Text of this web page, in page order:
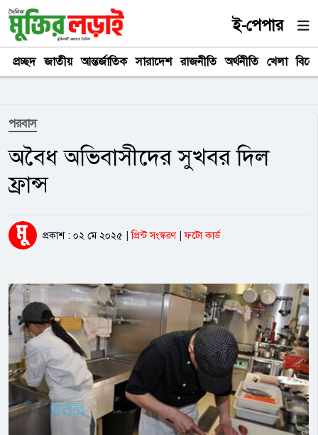
ই-পেপার
প্রচ্ছদ জাতীয় আন্তর্জাতিক সারাদেশ রাজনীতি অর্থনীতি খেলা
পরবাস
অবৈধ অভিবাসীদের সুখবর দিল
ফ্রান্স
প্রকাশ : ০২ মে ২০২৫ প্রিন্ট সংস্করণ ফটো কার্ড